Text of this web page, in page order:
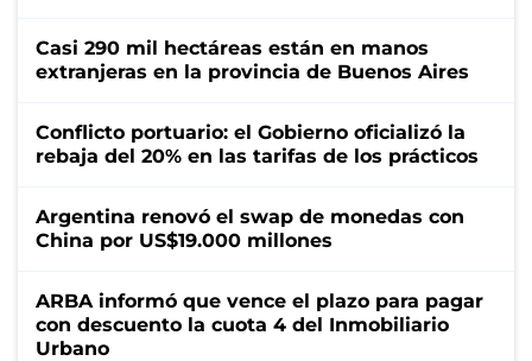
Casi 290 mil hectáreas están en manos
extranjeras en la provincia de Buenos Aires
Conflicto portuario: el Gobierno oficializó la
rebaja del 20% en las tarifas de los prácticos
Argentina renovó el swap de monedas con
China por US$19.000 millones
ARBA informó que vence el plazo para pagar
con descuento la cuota 4 del Inmobiliario
Urbano